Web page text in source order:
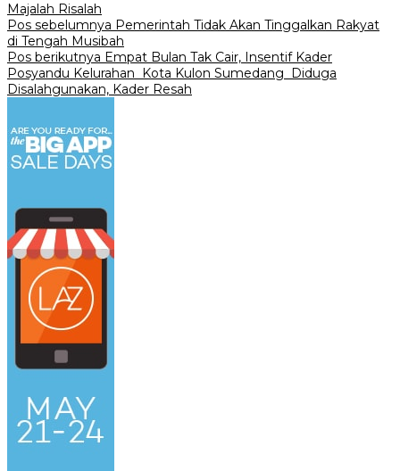
Majalah Risalah
Navigasi
pos
Pos sebelumnya Pemerintah Tidak Akan Tinggalkan Rakyat
di Tengah Musibah
Pos berikutnya Empat Bulan Tak Cair, Insentif Kader
Posyandu Kelurahan Kota Kulon Sumedang Diduga
Disalahgunakan, Kader Resah